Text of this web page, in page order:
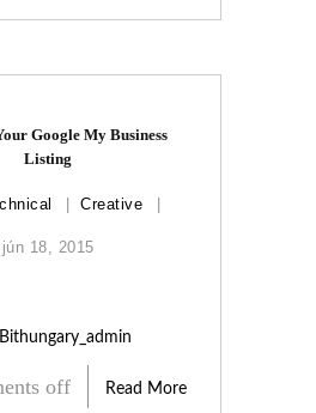
Google My Business
Listing
Creative
jún 18, 2015
Bithungary_admin
off Read More